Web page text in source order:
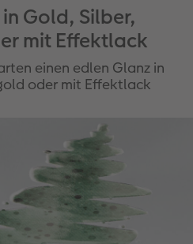
Gold, Silber,
mit Effektlack
einen edlen Glanz in
oder mit Effektlack